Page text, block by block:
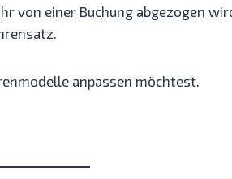
von einer Buchung abgezogen
anpassen möchtest.